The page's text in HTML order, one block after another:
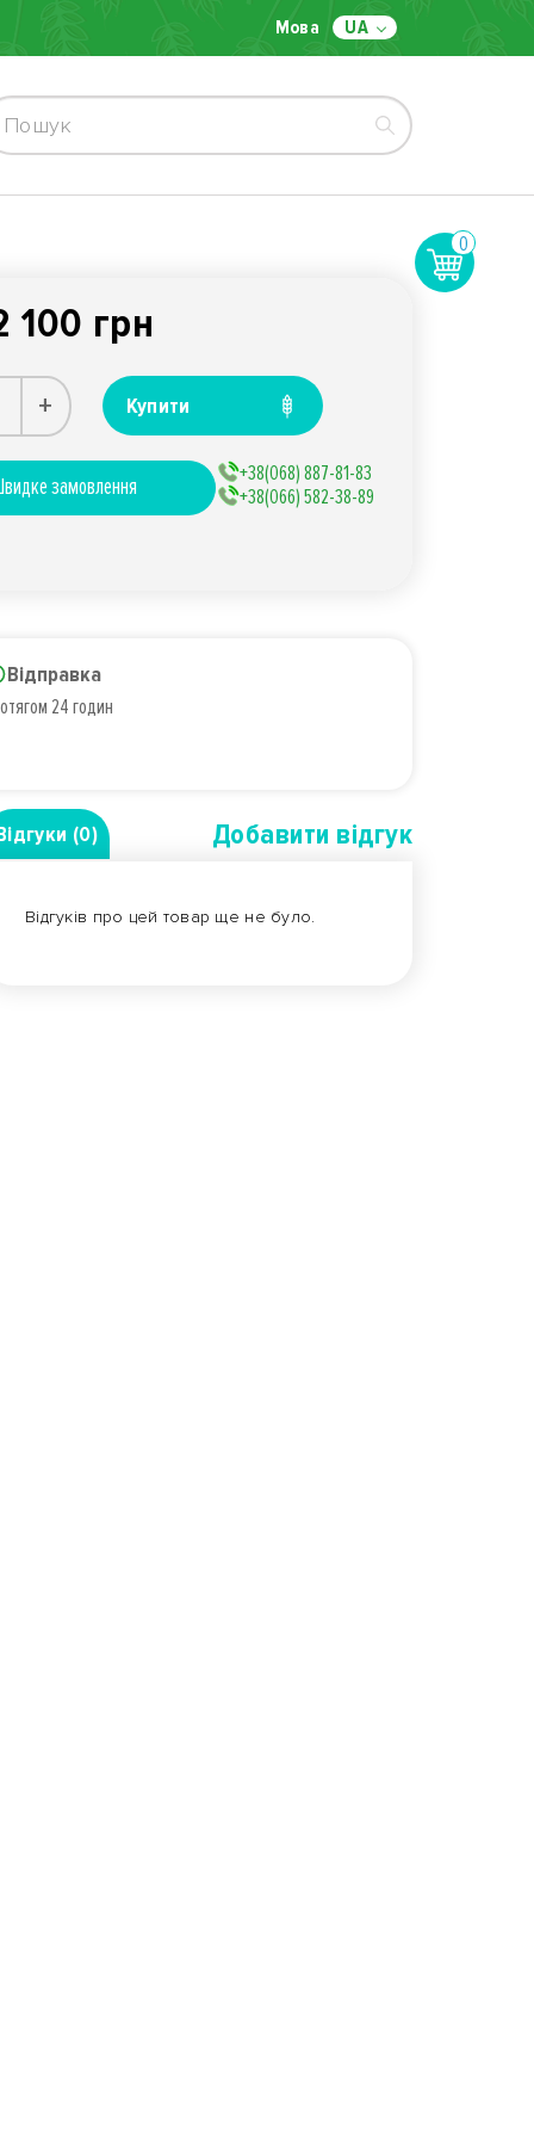
Мова UA
0
100 грн
+ Купити
замовлення
+38(068) 887-81-83
+38(066) 582-38-89
Відправка
24 годин
(0) Добавити вiдгук
Відгуків про цей товар ще не було.